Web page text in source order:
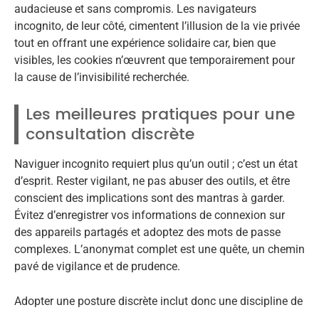
audacieuse et sans compromis. Les navigateurs
incognito, de leur côté, cimentent l’illusion de la vie privée
tout en offrant une expérience solidaire car, bien que
visibles, les cookies n’œuvrent que temporairement pour
la cause de l’invisibilité recherchée.
Les meilleures pratiques pour une
consultation discrète
Naviguer incognito requiert plus qu’un outil ; c’est un état
d’esprit. Rester vigilant, ne pas abuser des outils, et être
conscient des implications sont des mantras à garder.
Évitez d’enregistrer vos informations de connexion sur
des appareils partagés et adoptez des mots de passe
complexes. L’anonymat complet est une quête, un chemin
pavé de vigilance et de prudence.
Adopter une posture discrète inclut donc une discipline de